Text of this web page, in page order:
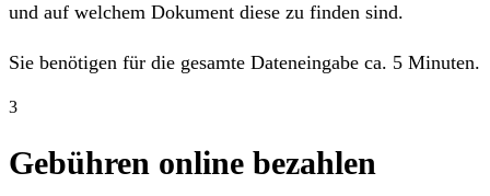
und auf welchem Dokument diese zu finden sind.
Sie benötigen für die gesamte Dateneingabe ca. 5 Minuten.
3
Gebühren online bezahlen